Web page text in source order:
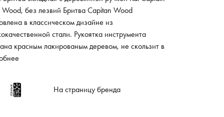
Wood, без лезвий Бритва Capitan Wood
в классическом дизайне из
стали. Рукоятка инструмента
красным лакированым деревом, не скользит в
и не напрягает лучезапястный сустав. Для
от травм, порезов, рассчитан на безопасное
использование.На страницу бренда